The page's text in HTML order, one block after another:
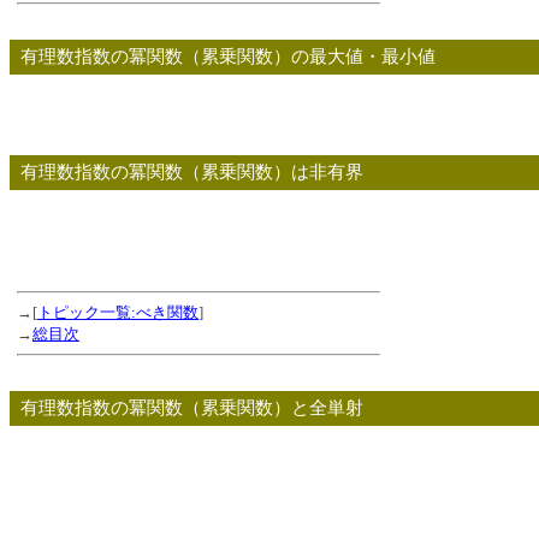
有理数指数の冪関数（累乗関数）の最大値・最小値
有理数指数の冪関数（累乗関数）は非有界
→[ トピック一覧:べき関数]
→総目次
有理数指数の冪関数（累乗関数）と全単射